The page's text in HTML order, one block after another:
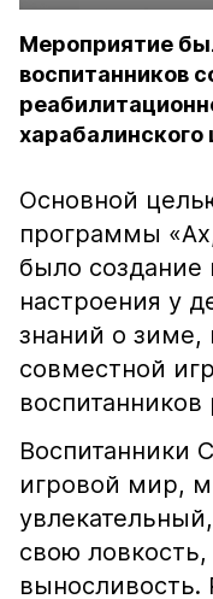
Мероприятие
воспитанников
харабалинского
Основной
программы
было создание
настроения у
знаний о зиме,
совместной
воспитанников
Воспитанники
игровой мир,
свою
выносливость.